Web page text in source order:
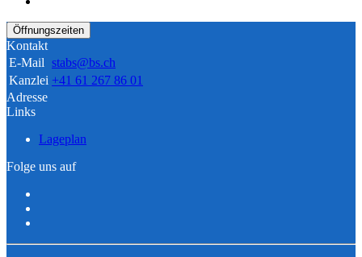
Öffnungszeiten
Kontakt
E-Mail stabs@bs.ch
Kanzlei +41 61 267 86 01
Adresse
Links
Lageplan
Folge uns auf